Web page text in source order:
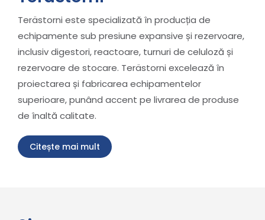
Terästorni este specializată în producția de
echipamente sub presiune expansive și rezervoare,
inclusiv digestori, reactoare, turnuri de celuloză și
rezervoare de stocare. Terästorni excelează în
proiectarea și fabricarea echipamentelor
superioare, punând accent pe livrarea de produse
de înaltă calitate.
Citește mai mult